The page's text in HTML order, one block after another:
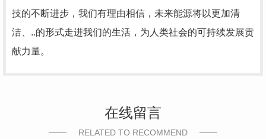
技的不断进步，我们有理由相信，未来能源将以更加清
洁、..的形式走进我们的生活，为人类社会的可持续发展贡
献力量。
在线留言
RELATED TO RECOMMEND